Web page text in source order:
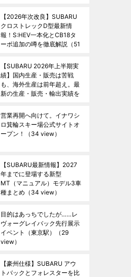
【2026年次改良】SUBARU
クロストレックD型最新情
報！S:HEV一本化とCB18タ
ーボ追加の噂を徹底解説 （51
【SUBARU 2026年上半期実
績】国内生産・販売は苦戦
も、海外生産は前年超え。最
新の生産・販売・輸出実績を
営業再開へ向けて。イナワシ
ロ箕輪スキー場公式サイトオ
ープン！
（34 view）
【SUBARU最新情報】2027
年までに登場する新型
MT（マニュアル）モデル3車
種まとめ （34 view）
目的はあっちでしたが……レ
ヴォーグレイバック先行展示
イベント（東京駅）
（29
view）
【豪州仕様】SUBARU アウ
トバックとフォレスターを比